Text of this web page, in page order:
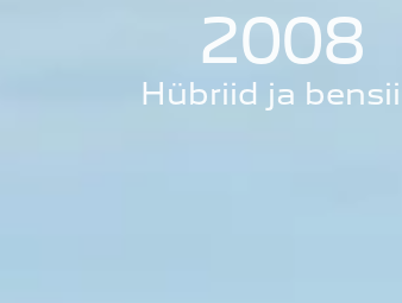
2008
Hübriid ja